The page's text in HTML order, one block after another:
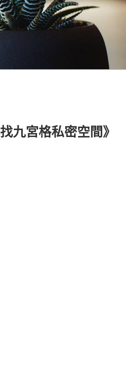
宮格私密空間》